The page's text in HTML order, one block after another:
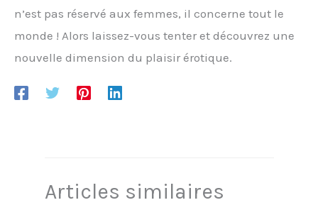
n’est pas réservé aux femmes, il concerne tout le
monde ! Alors laissez-vous tenter et découvrez une
nouvelle dimension du plaisir érotique.
Articles similaires